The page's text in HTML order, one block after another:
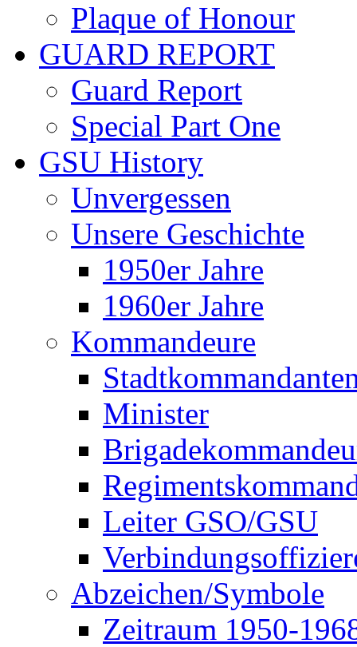
Plaque of Honour
GUARD REPORT
Guard Report
Special Part One
GSU History
Unvergessen
Unsere Geschichte
1950er Jahre
1960er Jahre
Kommandeure
Minister
Leiter GSO/GSU
Abzeichen/Symbole
Zeitraum 1950-